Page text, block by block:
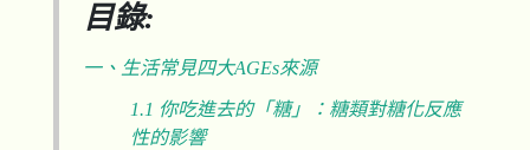
目錄:
一、生活常見四大AGEs來源
1.1 你吃進去的「糖」：糖類對糖化反應
性的影響